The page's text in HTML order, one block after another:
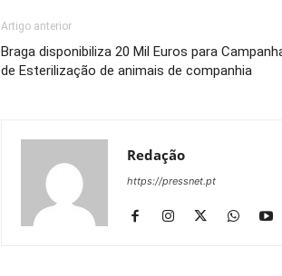
Artigo anterior
Braga disponibiliza 20 Mil Euros para
de Esterilização de animais de companhia
Redação
https://pressnet.pt